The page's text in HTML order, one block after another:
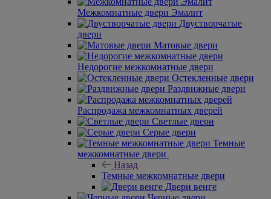
Межкомнатные двери Эмалит
Двустворчатые
двери
Матовые двери
Недорогие межкомнатные двери
Остекленные двери
Раздвижные двери
Распродажа межкомнатных дверей
Светлые двери
Серые двери
Темные
межкомнатные двери
Назад
Темные межкомнатные двери
Двери венге